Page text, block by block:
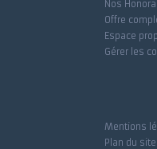
Nos
Offre
Espace
Gérer les
Mentions
Plan du site